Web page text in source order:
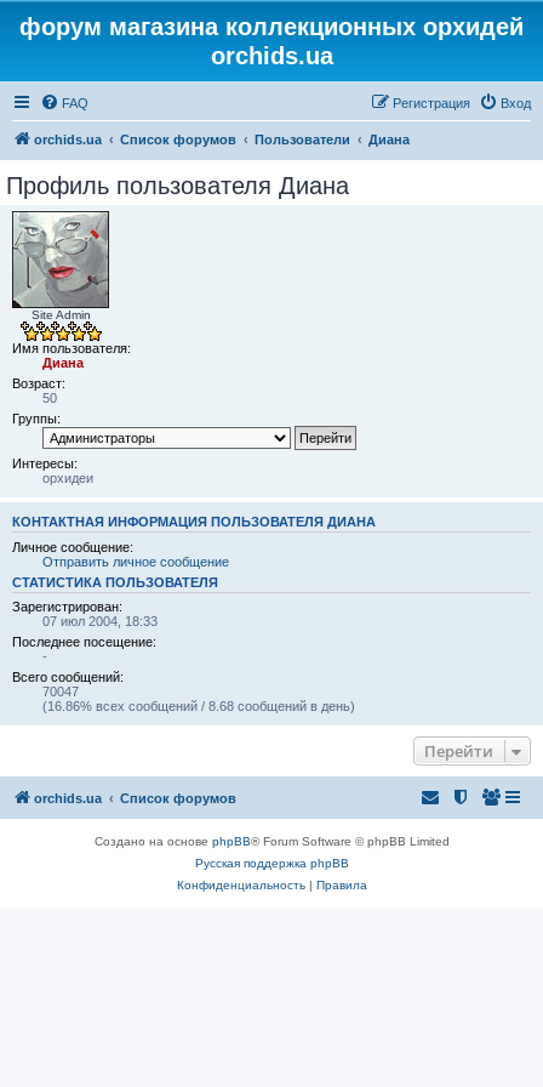
форум магазина коллекционных орхидей
orchids.ua
FAQ Вход
Регистрация
orchids.ua Список форумов Пользователи Диана
Профиль пользователя Диана
Site Admin
Имя пользователя:
Диана
Возраст:
50
Группы:
Интересы:
орхидеи
КОНТАКТНАЯ ИНФОРМАЦИЯ ПОЛЬЗОВАТЕЛЯ ДИАНА
Личное сообщение:
Отправить личное сообщение
СТАТИСТИКА ПОЛЬЗОВАТЕЛЯ
Зарегистрирован:
07 июл 2004, 18:33
Последнее посещение:
-
Всего сообщений:
70047
(16.86% всех сообщений / 8.68 сообщений в день)
Перейти
orchids.ua Список форумов
Создано на основе phpBB® Forum Software © phpBB Limited
Русская поддержка phpBB
Конфиденциальность| Правила